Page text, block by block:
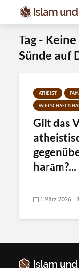
Tag -
Sünde auf
ATHEIST
WIRTSCHAFT &
Gilt das
harām?...
1 März 2026